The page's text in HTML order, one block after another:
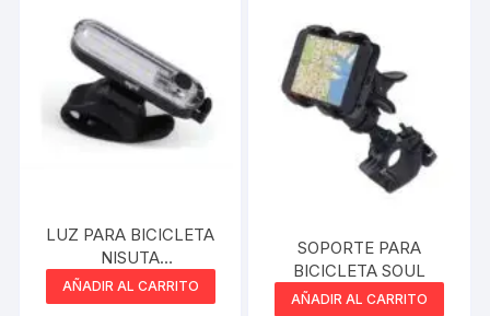
LUZ PARA BICICLETA
NISUTA
MULTIFUNCION
NSLIB1W
AÑADIR AL CARRITO
SOPORTE PARA
BICICLETA SOUL
AÑADIR AL CARRITO